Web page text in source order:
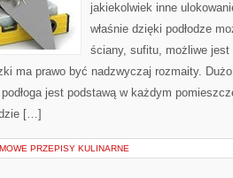
jakiekolwiek inne
właśnie dzięki podłodze
ściany, sufitu, możliwe jest
ma prawo być nadzwyczaj rozmaity.
jest podstawą w każdym
[…]
PRZEPISY KULINARNE